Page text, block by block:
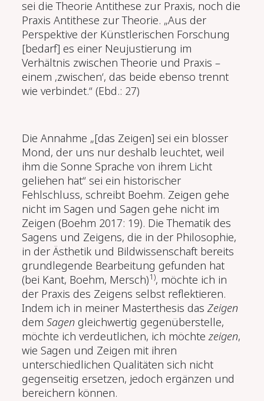
sei die Theorie Antithese zur Praxis, noch die
Praxis Antithese zur Theorie. „Aus der
Perspektive der Künstlerischen Forschung
[bedarf] es einer Neujustierung im
Verhältnis zwischen Theorie und Praxis –
einem ‚zwischen‘, das beide ebenso trennt
wie verbindet.“ (Ebd.: 27)
Die Annahme „[das Zeigen] sei ein blosser
Mond, der uns nur deshalb leuchtet, weil
ihm die Sonne Sprache von ihrem Licht
geliehen hat“ sei ein historischer
Fehlschluss, schreibt Boehm. Zeigen gehe
nicht im Sagen und Sagen gehe nicht im
Zeigen (Boehm 2017: 19). Die Thematik des
Sagens und Zeigens, die in der Philosophie,
in der Ästhetik und Bildwissenschaft bereits
grundlegende Bearbeitung gefunden hat
(bei Kant, Boehm, Mersch)1), möchte ich in
der Praxis des Zeigens selbst reflektieren.
Indem ich in meiner Masterthesis dasZeigen
demSagen gleichwertig gegenüberstelle,
möchte ich verdeutlichen, ich möchtezeigen,
wie Sagen und Zeigen mit ihren
unterschiedlichen Qualitäten sich nicht
gegenseitig ersetzen, jedoch ergänzen und
bereichern können.